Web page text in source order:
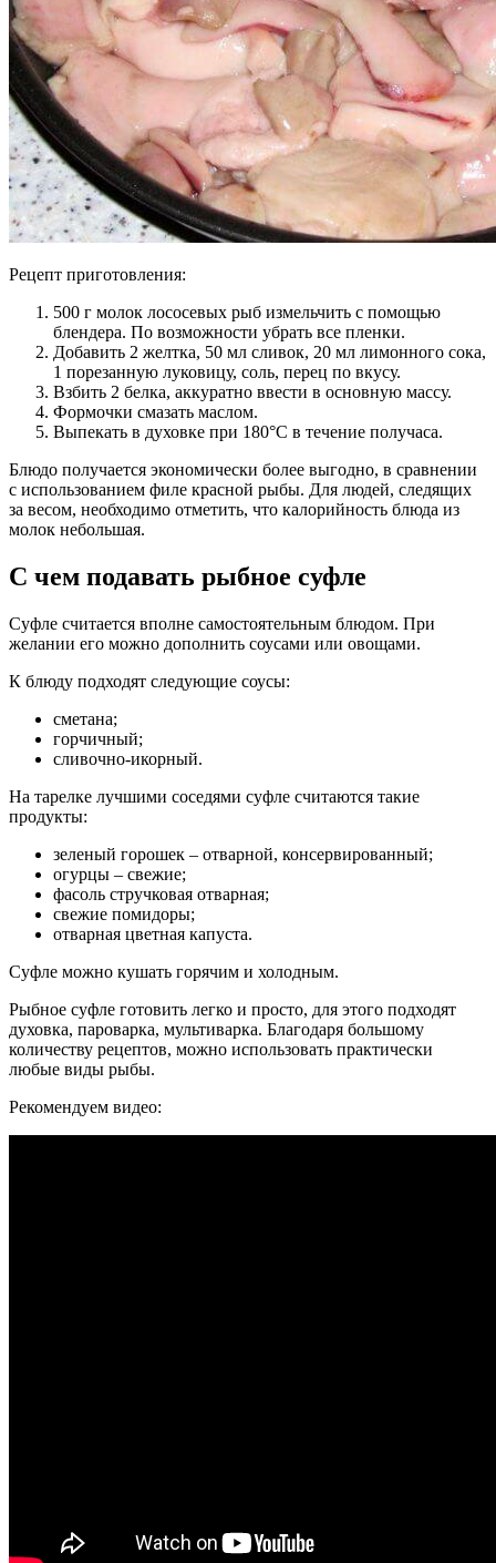
Рецепт приготовления:
500 г молок лососевых рыб измельчить с помощью
блендера. По возможности убрать все пленки.
Добавить 2 желтка, 50 мл сливок, 20 мл лимонного сока,
1 порезанную луковицу, соль, перец по вкусу.
Взбить 2 белка, аккуратно ввести в основную массу.
Формочки смазать маслом.
Выпекать в духовке при 180°С в течение получаса.
Блюдо получается экономически более выгодно, в сравнении
с использованием филе красной рыбы. Для людей, следящих
за весом, необходимо отметить, что калорийность блюда из
молок небольшая.
С чем подавать рыбное суфле
Суфле считается вполне самостоятельным блюдом. При
желании его можно дополнить соусами или овощами.
К блюду подходят следующие соусы:
сметана;
горчичный;
сливочно-икорный.
На тарелке лучшими соседями суфле считаются такие
продукты:
зеленый горошек – отварной, консервированный;
огурцы – свежие;
фасоль стручковая отварная;
свежие помидоры;
отварная цветная капуста.
Суфле можно кушать горячим и холодным.
Рыбное суфле готовить легко и просто, для этого подходят
духовка, пароварка, мультиварка. Благодаря большому
количеству рецептов, можно использовать практически
любые виды рыбы.
Рекомендуем видео: